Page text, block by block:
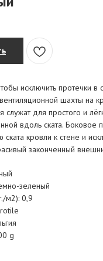
исключить протечки
шахты на
служат для простого и
вдоль ската. Боковое
ската кровли к стене и
законченный
зеленый
м2): 0,9
g